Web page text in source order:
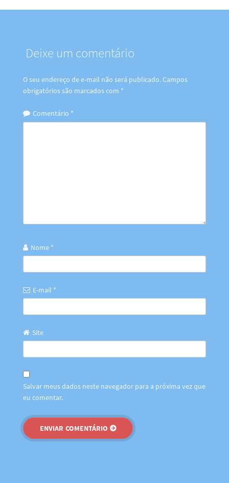
Deixe um comentário
O seu endereço de e-mail não será publicado.Campos
obrigatórios são marcados com *
Comentário *
Nome *
E-mail *
Site
Salvar meus dados neste navegador para a próxima vez que
eu comentar.